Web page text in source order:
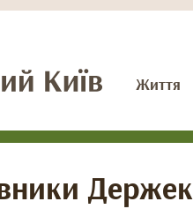
Життя